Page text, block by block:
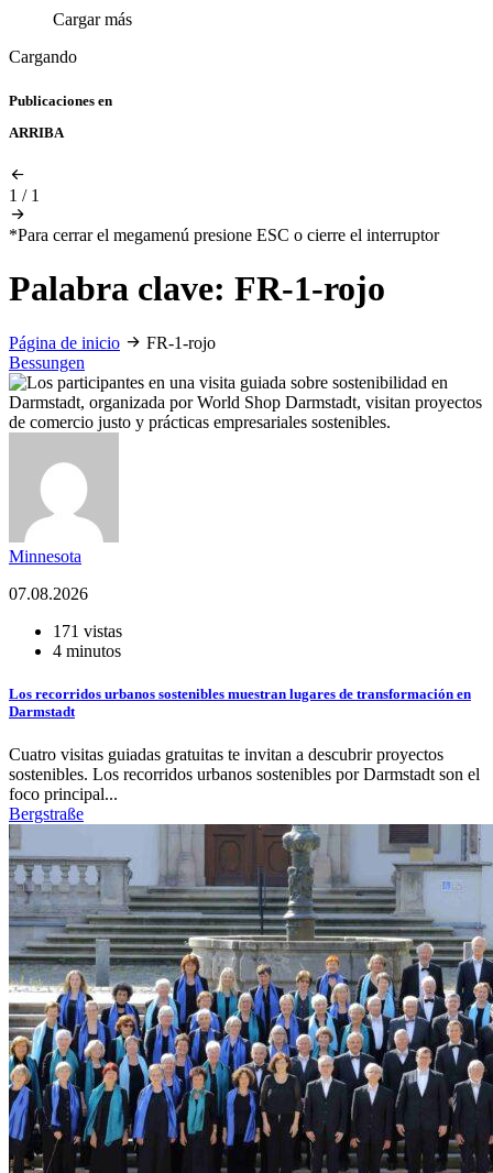
Cargar más
Cargando
Publicaciones en
ARRIBA
1 / 1
*Para cerrar el megamenú presione ESC o cierre el interruptor
Palabra clave: FR-1-rojo
Página de inicio
FR-1-rojo
Bessungen
Minnesota
07.08.2026
171 vistas
4 minutos
Los recorridos urbanos sostenibles muestran lugares de transformación en
Darmstadt
Cuatro visitas guiadas gratuitas te invitan a descubrir proyectos
sostenibles. Los recorridos urbanos sostenibles por Darmstadt son el
foco principal...
Bergstraße